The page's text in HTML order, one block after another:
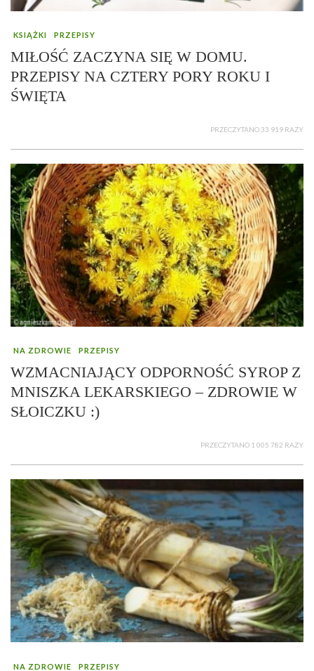
KSIĄŻKI PRZEPISY
MIŁOŚĆ ZACZYNA SIĘ W DOMU.
PRZEPISY NA CZTERY PORY ROKU I
ŚWIĘTA
PRZECZYTANO 33 919 RAZY
NA ZDROWIE PRZEPISY
WZMACNIAJĄCY ODPORNOŚĆ SYROP Z
MNISZKA LEKARSKIEGO – ZDROWIE W
SŁOICZKU :)
PRZECZYTANO 1 005 782 RAZY
NA ZDROWIE PRZEPISY